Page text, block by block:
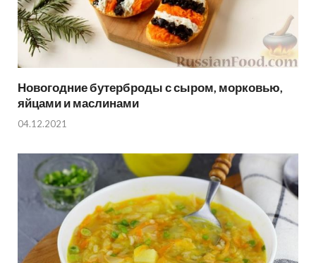
Новогодние бутерброды с сыром, морковью,
яйцами и маслинами
04.12.2021